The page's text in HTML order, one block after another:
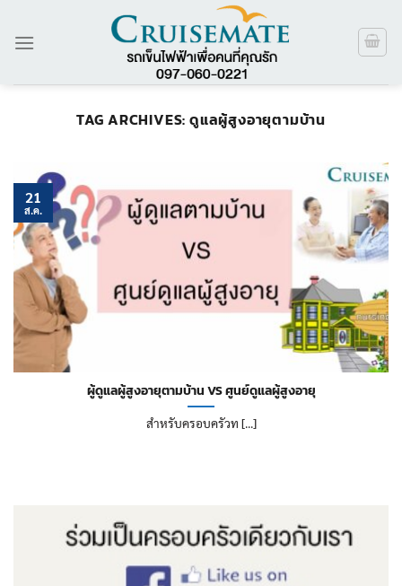
TAG ARCHIVES:ดูแลผู้สูงอายุตามบ้าน
ผู้ดูแลผู้สูงอายุตามบ้าน VS ศูนย์ดูแลผู้สูงอายุ
สำหรับครอบครัวท [...]
21
ส.ค.